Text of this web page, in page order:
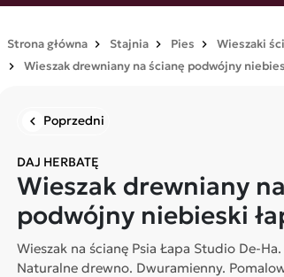
Strona główna Stajnia Pies
Wieszaki
Wieszak drewniany na ścianę podwójny
chevron_left Poprzedni
DAJ HERBATĘ
Wieszak drewniany
podwójny niebieski
Wieszak na ścianę Psia Łapa Studio De-
Naturalne drewno. Dwuramienny.